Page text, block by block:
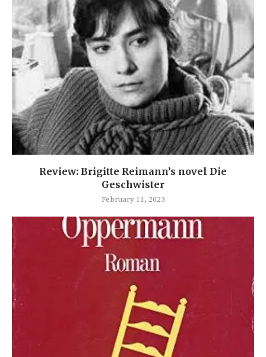
Review: Brigitte Reimann’s novel Die
Geschwister
February 11, 2023